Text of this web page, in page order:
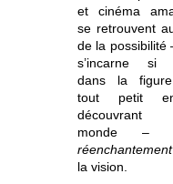
et cinéma
se retrouvent
de la possibilité
s’incarne si
dans la
tout petit
monde –
la vision.